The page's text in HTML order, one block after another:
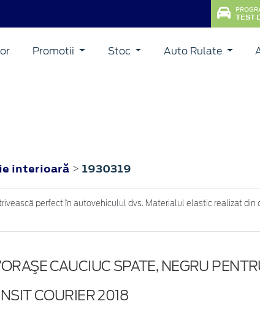
TEST
Promotii Stoc Auto Rulate
interioară > 1930319
perfect în autovehiculul dvs. Materialul elastic realizat
CAUCIUC SPATE, NEGRU
COURIER 2018